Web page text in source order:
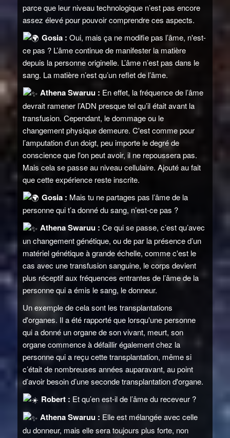
parce que leur niveau technologique n’est pas encore
assez élevé pour pouvoir comprendre ces aspects.
Gosia : Oui, mais ça ne modifie pas l’âme, n'est-
ce pas ? L’âme continue de manifester la matière
depuis la personne originelle. L’âme n’est pas dans le
sang. La matière n’est qu’un reflet de l’âme.
Athena Swaruu : En effet, la fréquence de l’âme
devrait ramener l’ADN presque tel qu’il était avant la
transfusion. Cependant, le dommage ou le
changement physique demeure. C'est comme pour
l’amputation d’un doigt, peu importe le degré de
conscience que l'on peut avoir, il ne repoussera pas.
Mais cela se passe au niveau cellulaire. Ajouté au fait
que cette expérience reste inscrite.
Gosia : Mais tu ne partages pas l’âme de la
personne qui t’a donné du sang, n’est-ce pas ?
Athena Swaruu : Ce qui se passe, c’est qu’avec
un changement génétique, ou de par la présence d’un
matériel génétique à grande échelle, comme c'est le
cas avec une transfusion sanguine, le corps devient
plus réceptif aux fréquences entrantes de l’âme de la
personne qui a émis le sang, le donneur.
Un exemple de cela sont les transplantations
d'organes. Il a été rapporté que lorsqu'une personne
qui a donné un organe de son vivant, meurt, son
organe commence à défaillir également chez la
personne qui a reçu cette transplantation, même si
c’était de nombreuses années auparavant, au point
d’avoir besoin d’une seconde transplantation d'organe.
Robert : Et qu’en est-il de l’âme du receveur ?
Athena Swaruu : Elle est mélangée avec celle
du donneur, mais elle sera toujours plus forte, non